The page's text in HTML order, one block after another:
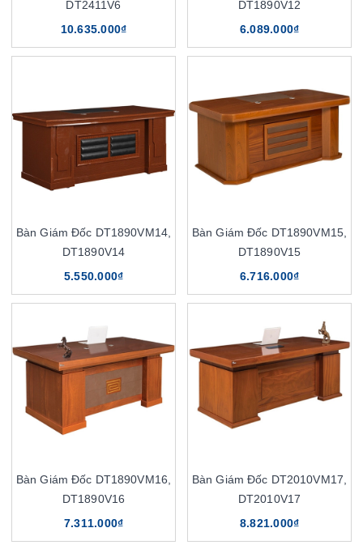
DT2411V6
10.635.000₫
DT1890V12
6.089.000₫
Bàn Giám Đốc DT1890VM14,
DT1890V14
5.550.000₫
Bàn Giám Đốc DT1890VM15,
DT1890V15
6.716.000₫
Bàn Giám Đốc DT1890VM16,
DT1890V16
7.311.000₫
Bàn Giám Đốc DT2010VM17,
DT2010V17
8.821.000₫